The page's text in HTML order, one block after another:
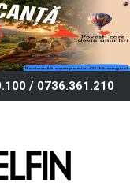
/ 0736.361.210